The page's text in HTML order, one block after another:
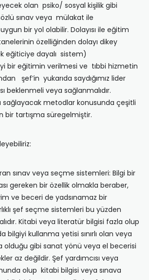
olan psiko/ sosyal kişilik gibi
sınav veya mülakat ile
bir yol olabilir. Dolayısı ile eğitim
özelliğinden dolayı dikey
eğiticiye dayalı sistem)
bir eğitimin verilmesi ve tıbbi hizmetin
şef’in yukarıda saydığımız lider
beklenmeli veya sağlanmalıdır.
sağlayacak metodlar konusunda çeşitli
bir tartışma süregelmiştir.
sınav veya seçme sistemleri: Bilgi bir
gereken bir özellik olmakla beraber,
ve beceri de yadsınamaz bir
şef seçme sistemleri bu yüzden
Kitabi veya literatür bilgisi fazla olup
bilgiyi kullanma yetisi sınırlı olan veya
olduğu gibi sanat yönü veya el becerisi
az değildir. Şef yardımcısı veya
olup kitabi bilgisi veya sınava